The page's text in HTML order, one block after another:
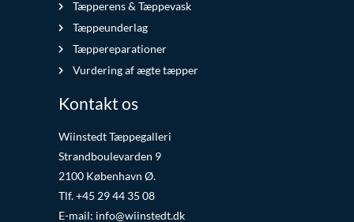
Tæpperens & Tæppevask
Tæppeunderlag
Tæppereparationer
Vurdering af ægte tæpper
Kontakt os
Wiinstedt Tæppegalleri
Strandboulevarden 9
2100 København Ø.
Tlf. +45 29 44 35 08
E-mail: info@wiinstedt.dk